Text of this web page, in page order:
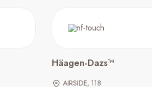
Häagen-Dazs™
AIRSIDE, 118